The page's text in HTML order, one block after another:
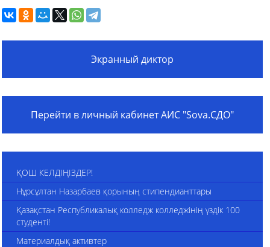
Экранный диктор
Перейти в личный кабинет АИС "Sova.СДО"
ҚОШ КЕЛДІҢІЗДЕР!
Нұрсұлтан Назарбаев қорының стипендианттары
Қазақстан Республикалық колледж колледжінің үздік 100
студенті!
Материалдық активтер